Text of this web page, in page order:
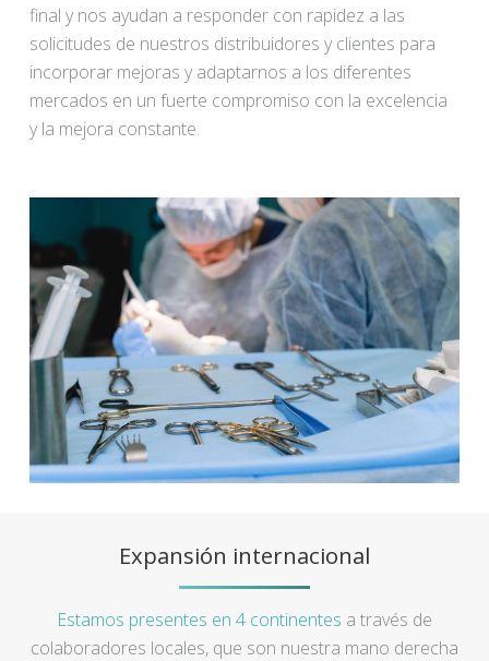
final y nos ayudan a responder con rapidez a las
solicitudes de nuestros distribuidores y clientes para
incorporar mejoras y adaptarnos a los diferentes
mercados en un fuerte compromiso con la excelencia
y la mejora constante.
Expansión internacional
Estamos presentes en 4 continentes a través de
colaboradores locales, que son nuestra mano derecha